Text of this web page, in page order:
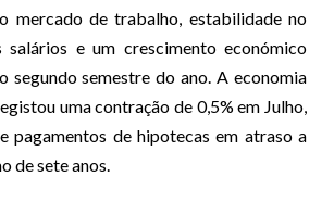
mercado de trabalho, estabilidade no
salários e um crescimento económico
segundo semestre do ano. A economia
uma contração de 0,5% em Julho,
pagamentos de hipotecas em atraso a
de sete anos.